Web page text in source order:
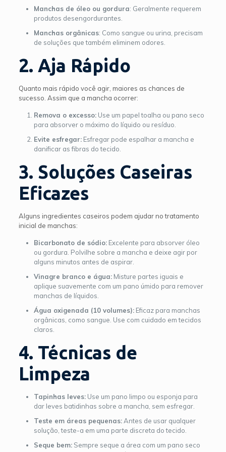
Manchas de óleo ou gordura: Geralmente requerem
produtos desengordurantes.
Manchas orgânicas: Como sangue ou urina, precisam
de soluções que também eliminem odores.
2. Aja Rápido
Quanto mais rápido você agir, maiores as chances de
sucesso. Assim que a mancha ocorrer:
Remova o excesso:Use um papel toalha ou pano seco
para absorver o máximo do líquido ou resíduo.
Evite esfregar:Esfregar pode espalhar a mancha e
danificar as fibras do tecido.
3. Soluções Caseiras
Eficazes
Alguns ingredientes caseiros podem ajudar no tratamento
inicial de manchas:
Bicarbonato de sódio:Excelente para absorver óleo
ou gordura. Polvilhe sobre a mancha e deixe agir por
alguns minutos antes de aspirar.
Vinagre branco e água:Misture partes iguais e
aplique suavemente com um pano úmido para remover
manchas de líquidos.
Água oxigenada (10 volumes):Eficaz para manchas
orgânicas, como sangue. Use com cuidado em tecidos
claros.
4. Técnicas de
Limpeza
Tapinhas leves:Use um pano limpo ou esponja para
dar leves batidinhas sobre a mancha, sem esfregar.
Teste em áreas pequenas:Antes de usar qualquer
solução, teste-a em uma parte discreta do tecido.
Seque bem:Sempre seque a área com um pano seco